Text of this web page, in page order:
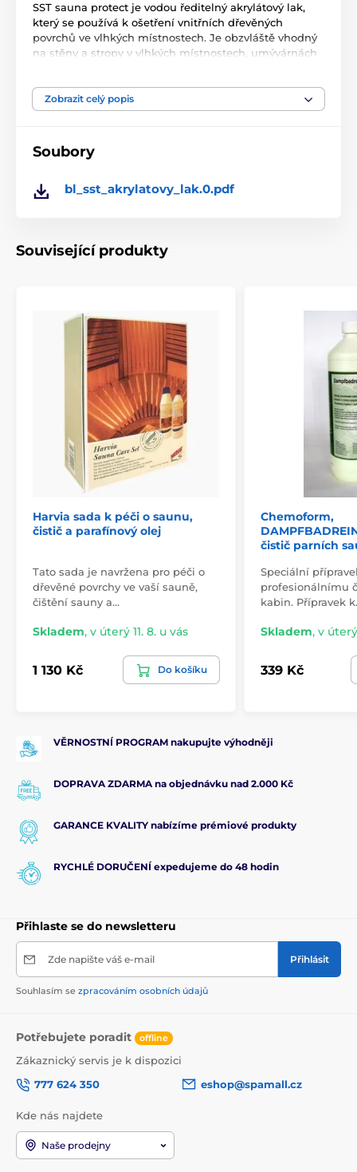
SST sauna protect je vodou ředitelný akrylátový lak,
který se používá k ošetření vnitřních dřevěných
povrchů ve vlhkých místnostech. Je obzvláště vhodný
na stěny a stropy v vlhkých místnostech, umývárnách
Krytí dřeva: 8-12 m2/1 litr podle druhu dřeva
Zobrazit celý popis
Soubory
bl_sst_akrylatovy_lak.0.pdf
Související produkty
Harvia sada k péči o saunu,
čistič a parafínový olej
Tato sada je navržena pro péči o
dřevěné povrchy ve vaší sauně,
čištění sauny a…
Skladem, v úterý 11. 8. u vás
1 130 Kč Do košíku
Chemoform,
čistič parních
Speciální
profesionálnímu
kabin. Přípravek
Skladem, v úterý
339 Kč
VĚRNOSTNÍ PROGRAM nakupujte výhodněji
DOPRAVA ZDARMA na objednávku nad 2.000 Kč
GARANCE KVALITY nabízíme prémiové produkty
RYCHLÉ DORUČENÍ expedujeme do 48 hodin
Přihlaste se do newsletteru
Zde napište váš e-mail Přihlásit
Souhlasím se zpracováním osobních údajů
Potřebujete poradit offline
Zákaznický servis je k dispozici
777 624 350
eshop@spamall.cz
Kde nás najdete
Naše prodejny